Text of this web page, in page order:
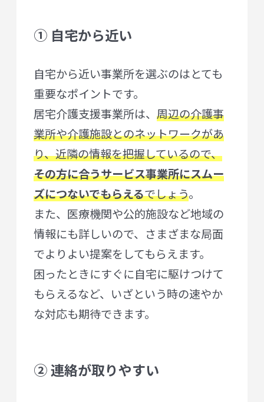
① 自宅から近い
自宅から近い事業所を選ぶのはとても
重要なポイントです。
居宅介護支援事業所は、 周辺の介護事
業所や介護施設とのネットワークがあ
り、近隣の情報を把握しているので、
その方に合うサービス事業所にスムー
ズにつないでもらえるでしょう。
また、医療機関や公的施設など地域の
情報にも詳しいので、さまざまな局面
でよりよい提案をしてもらえます。
困ったときにすぐに自宅に駆けつけて
もらえるなど、いざという時の速やか
な対応も期待できます。
② 連絡が取りやすい